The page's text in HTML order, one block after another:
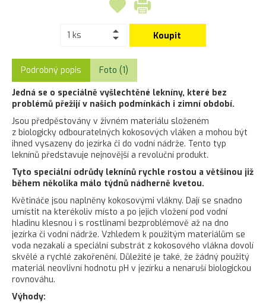
Koupit
Podrobný popis
Foto (1)
Jedná se o speciálně vyšlechtěné lekníny, které bez
problémů přežijí v našich podmínkách i zimní období.
Jsou předpěstovány v živném materiálu složeném
z biologicky odbouratelných kokosových vláken a mohou být
ihned vysazeny do jezírka či do vodní nádrže. Tento typ
leknínů představuje nejnovější a revoluční produkt.
Tyto speciální odrůdy leknínů rychle rostou a většinou již
během několika málo týdnů nádherně kvetou.
Květináče jsou naplněny kokosovými vlákny. Dají se snadno
umístit na kterékoliv místo a po jejich vložení pod vodní
hladinu klesnou i s rostlinami bezproblémově až na dno
jezírka či vodní nádrže. Vzhledem k použitým materiálům se
voda nezakalí a speciální substrát z kokosového vlákna dovolí
skvělé a rychlé zakořenění. Důležité je také, že žádný použitý
materiál neovlivní hodnotu pH v jezírku a nenaruší biologickou
rovnováhu.
Výhody: